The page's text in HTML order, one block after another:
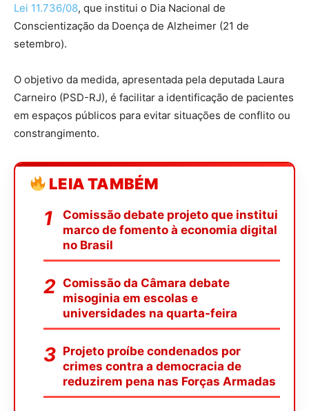
Lei 11.736/08, que institui o Dia Nacional de
Conscientização da Doença de Alzheimer (21 de
setembro).
O objetivo da medida, apresentada pela deputada Laura
Carneiro (PSD-RJ), é facilitar a identificação de pacientes
em espaços públicos para evitar situações de conflito ou
constrangimento.
LEIA TAMBÉM
Comissão debate projeto que institui
marco de fomento à economia digital
no Brasil
Comissão da Câmara debate
misoginia em escolas e
universidades na quarta-feira
Projeto proíbe condenados por
crimes contra a democracia de
reduzirem pena nas Forças Armadas